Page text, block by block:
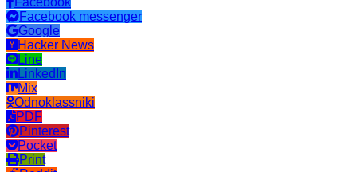
Facebook messenger
Google
Hacker News
Line
LinkedIn
Mix
Odnoklassniki
PDF
Pinterest
Pocket
Print